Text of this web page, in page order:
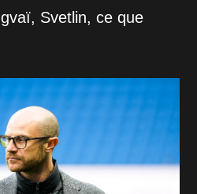
Svetlin, ce que